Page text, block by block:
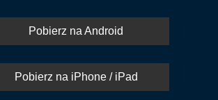
Pobierz na Android
Pobierz na iPhone / iPad